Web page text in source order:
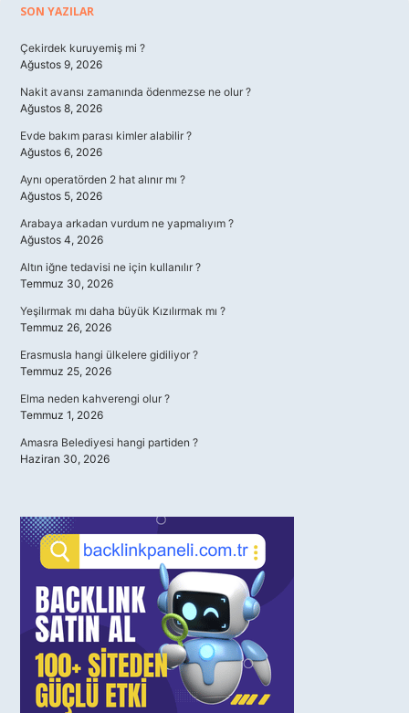
Sidebar
SON YAZILAR
Çekirdek kuruyemiş mi ?
Ağustos 9, 2026
Nakit avansı zamanında ödenmezse ne olur ?
Ağustos 8, 2026
Evde bakım parası kimler alabilir ?
Ağustos 6, 2026
Aynı operatörden 2 hat alınır mı ?
Ağustos 5, 2026
Arabaya arkadan vurdum ne yapmalıyım ?
Ağustos 4, 2026
Altın iğne tedavisi ne için kullanılır ?
Temmuz 30, 2026
Yeşilırmak mı daha büyük Kızılırmak mı ?
Temmuz 26, 2026
Erasmusla hangi ülkelere gidiliyor ?
Temmuz 25, 2026
Elma neden kahverengi olur ?
Temmuz 1, 2026
Amasra Belediyesi hangi partiden ?
Haziran 30, 2026